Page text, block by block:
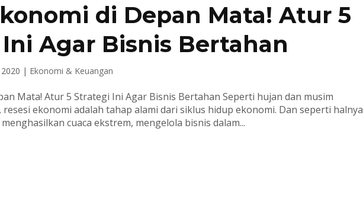
di Depan Mata! Atur 5
Agar Bisnis Bertahan
| Ekonomi & Keuangan
Mata! Atur 5 Strategi Ini Agar Bisnis Bertahan Seperti hujan dan musim
ekonomi adalah tahap alami dari siklus hidup ekonomi. Dan seperti halnya
cuaca ekstrem, mengelola bisnis dalam...